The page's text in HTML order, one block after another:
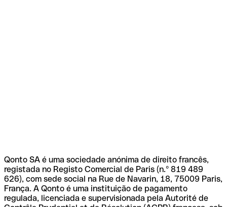
Qonto SA é uma sociedade anónima de direito francês,
registada no Registo Comercial de Paris (n.º 819 489
626), com sede social na Rue de Navarin, 18, 75009 Paris,
França. A Qonto é uma instituição de pagamento
regulada, licenciada e supervisionada pela Autorité de